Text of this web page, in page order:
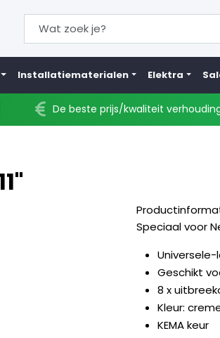
Installatiematerialen Elektra
De beste prijs/kwaliteit
Speciaal voor
Geschikt
8 x
Kleur:
KEMA keur